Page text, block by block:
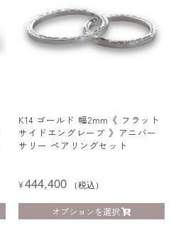
K14 ゴールド 幅2mm《 フラット
サイドエングレーブ 》アニバー
サリー ペアリングセット
¥444,400 （税込）
オプションを選択